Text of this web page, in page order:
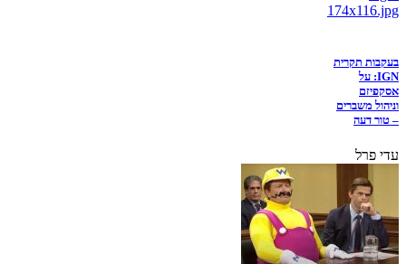
בעקבות תקרית
IGN: על
אסקפיזם
וניהול משברים
– טור דעה
עדי פרל